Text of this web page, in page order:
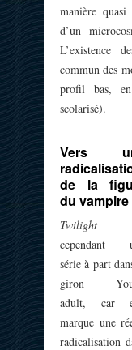
manière quasi
d’un
L’existence
commun des
profil bas, en
scolarisé).
Vers
de la
du vampire
Twilight
cependant
série à part
giron
adult, car
marque une
radicalisation